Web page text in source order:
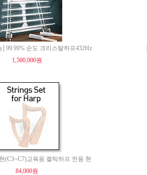
] 99.99% 순도 크리스탈하프432Hz
1,500,000원
(C3~C7)교육용 켈틱하프 전용 현
84,000원